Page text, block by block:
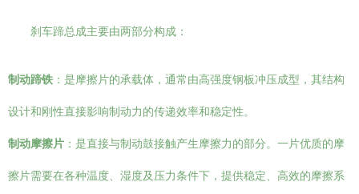
刹车蹄总成主要由两部分构成：
制动蹄铁 ：是摩擦片的承载体，通常由高强度钢板冲压成型，其结构
设计和刚性直接影响制动力的传递效率和稳定性。
制动摩擦片 ：是直接与制动鼓接触产生摩擦力的部分。一片优质的摩
擦片需要在各种温度、湿度及压力条件下，提供稳定、高效的摩擦系